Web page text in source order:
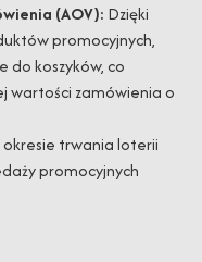
(AOV): Dzięki
promocyjnych,
do koszyków, co
wartości zamówienia o
okresie trwania loterii
promocyjnych